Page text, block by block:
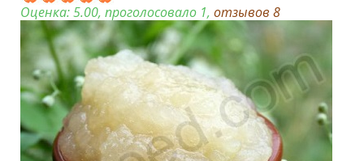
Оценка:5.00, проголосовало 1, отзывов 8